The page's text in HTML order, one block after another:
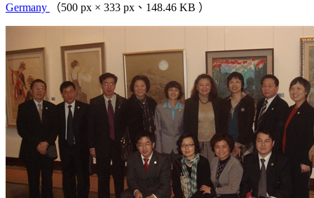
Germany
（500 px × 333 px、148.46 KB ）